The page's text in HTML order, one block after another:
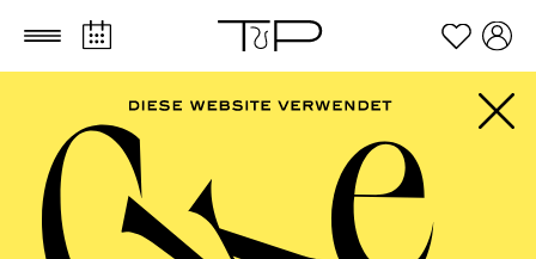
Zum Hauptinhalt springen Zum Footer springen
SCHAUSPIEL ESSEN